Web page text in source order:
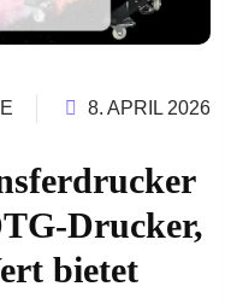
8. APRIL 2026
Drucker,
bietet